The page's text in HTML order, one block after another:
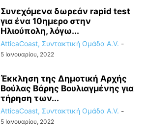
Συνεχόμενα δωρεάν rapid test
για ένα 10ημερο στην
Ηλιούπολη, λόγω...
AtticaCoast, Συντακτική Ομάδα A.V. -
5 Ιανουαρίου, 2022
Έκκληση της Δημοτική Αρχής
Βούλας Βάρης Βουλιαγμένης για
τήρηση των...
AtticaCoast, Συντακτική Ομάδα A.V. -
5 Ιανουαρίου, 2022